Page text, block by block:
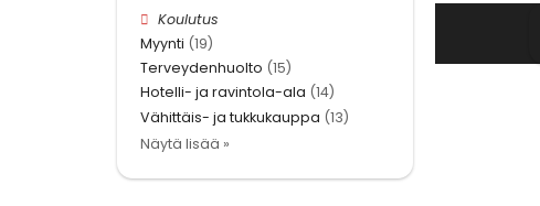
Koulutus
Myynti (19)
Terveydenhuolto (15)
Hotelli- ja ravintola-ala (14)
Vähittäis- ja tukkukauppa (13)
Näytä lisää »